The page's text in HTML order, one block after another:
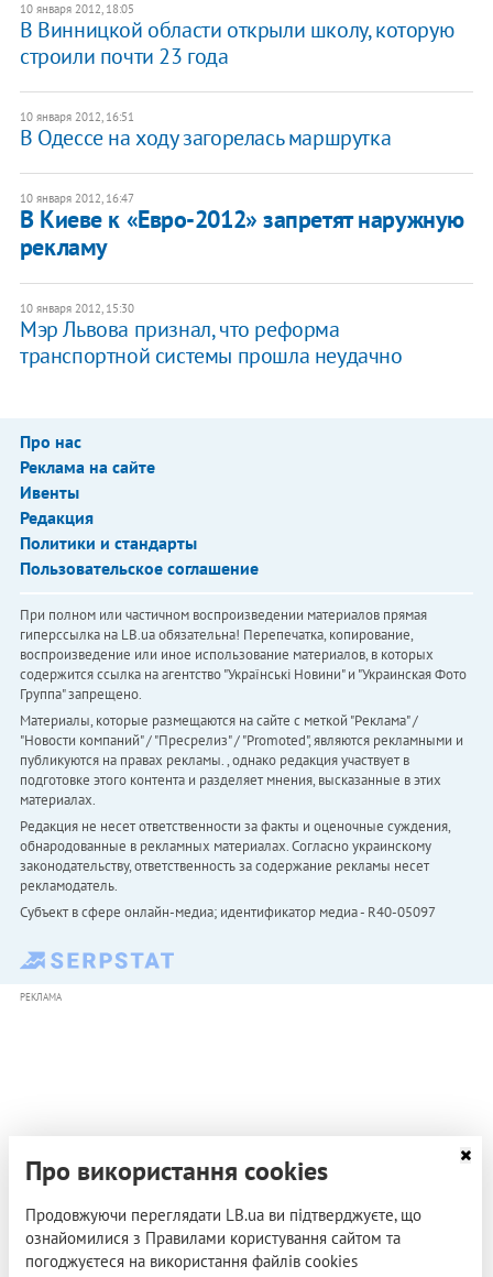
10 января 2012, 18:05
В Винницкой области открыли школу, которую
строили почти 23 года
10 января 2012, 16:51
В Одессе на ходу загорелась маршрутка
10 января 2012, 16:47
В Киеве к «Евро-2012» запретят наружную
рекламу
10 января 2012, 15:30
Мэр Львова признал, что реформа
транспортной системы прошла неудачно
Про нас
Реклама на сайте
Ивенты
Редакция
Политики и стандарты
Пользовательское соглашение
При полном или частичном воспроизведении материалов прямая
гиперссылка на LB.ua обязательна! Перепечатка, копирование,
воспроизведение или иное использование материалов, в которых
содержится ссылка на агентство "Українськi Новини" и "Украинская Фото
Группа" запрещено.
Материалы, которые размещаются на сайте с меткой "Реклама" /
"Новости компаний" / "Пресрелиз" / "Promoted", являются рекламными и
публикуются на правах рекламы. , однако редакция участвует в
подготовке этого контента и разделяет мнения, высказанные в этих
материалах.
Редакция не несет ответственности за факты и оценочные суждения,
обнародованные в рекламных материалах. Согласно украинскому
законодательству, ответственность за содержание рекламы несет
рекламодатель.
Субъект в сфере онлайн-медиа; идентификатор медиа - R40-05097
РЕКЛАМА
Про використання cookies
Продовжуючи переглядати LB.ua ви підтверджуєте, що
ознайомилися з Правилами користування сайтом та
погоджуєтеся на використання файлів cookies